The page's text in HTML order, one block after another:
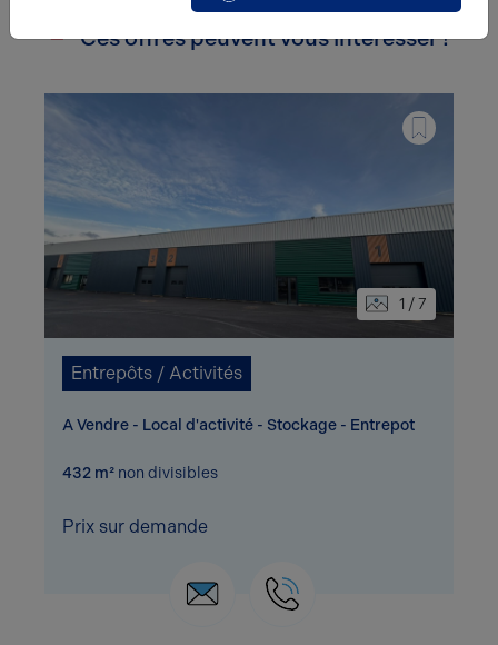
Ces offres peuvent vous intéresser !
1 / 7
Entrepôts / Activités
A Vendre - Local d'activité - Stockage - Entrepot
432 m² non divisibles
Prix sur demande